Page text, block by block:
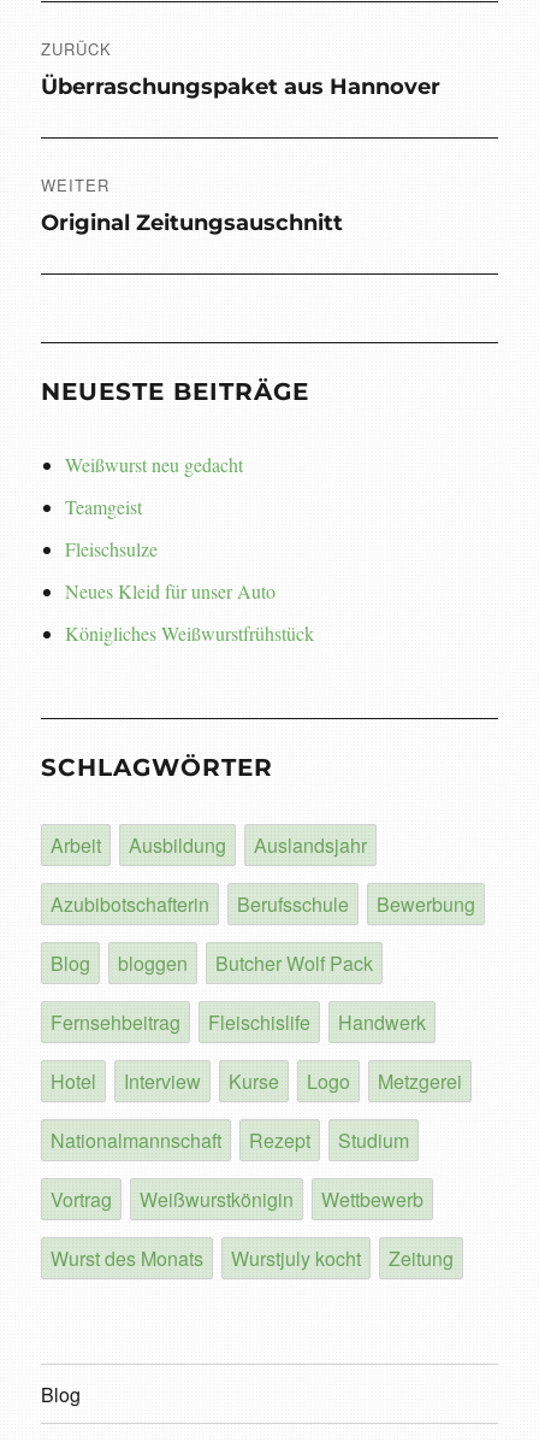
ZURÜCK
Vorheriger
Überraschungspaket aus Hannover
WEITER
Nächster
Original Zeitungsauschnitt
NEUESTE BEITRÄGE
Weißwurst neu gedacht
Teamgeist
Fleischsulze
Neues Kleid für unser Auto
Königliches Weißwurstfrühstück
SCHLAGWÖRTER
Arbeit Ausbildung Auslandsjahr
Azubibotschafterin Berufsschule Bewerbung
Blog bloggen Butcher Wolf Pack
Fernsehbeitrag Fleischislife Handwerk
Hotel Interview Kurse Logo Metzgerei
Nationalmannschaft Rezept Studium
Vortrag Weißwurstkönigin Wettbewerb
Wurst des Monats Wurstjuly kocht Zeitung
Blog